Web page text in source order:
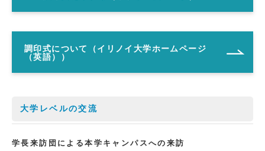
調印式について（イリノイ大学ホームページ
（英語））
大学レベルの交流
学長来訪団による本学キャンパスへの来訪